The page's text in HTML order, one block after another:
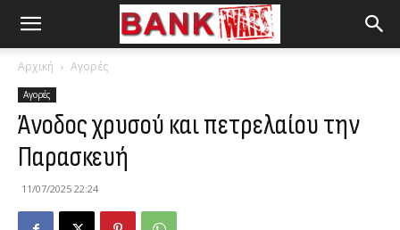
Αρχική Αγορές
Αγορές
Άνοδος χρυσού και πετρελαίου την
Παρασκευή
11/07/2025 22:24